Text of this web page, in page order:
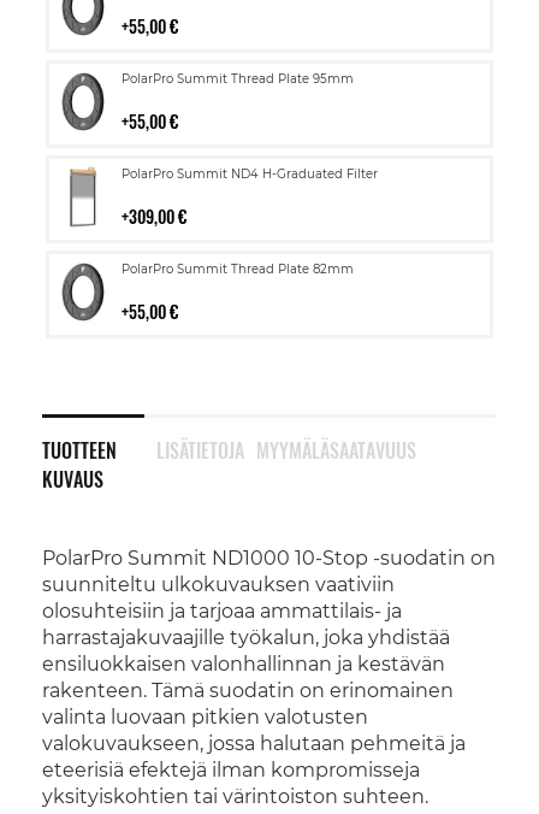
55,00 €
PolarPro Summit Thread Plate 95mm
55,00 €
Lisää
PolarPro Summit ND4 H-Graduated Filter
309,00 €
Lisää
PolarPro Summit Thread Plate 82mm
55,00 €
Lisää
TUOTTEEN
KUVAUS
PolarPro Summit ND1000 10-Stop -suodatin on
suunniteltu ulkokuvauksen vaativiin
olosuhteisiin ja tarjoaa ammattilais- ja
harrastajakuvaajille työkalun, joka yhdistää
ensiluokkaisen valonhallinnan ja kestävän
rakenteen. Tämä suodatin on erinomainen
valinta luovaan pitkien valotusten
valokuvaukseen, jossa halutaan pehmeitä ja
eteerisiä efektejä ilman kompromisseja
yksityiskohtien tai värintoiston suhteen.
LISÄTIETOJA MYYMÄLÄSAATAVUUS